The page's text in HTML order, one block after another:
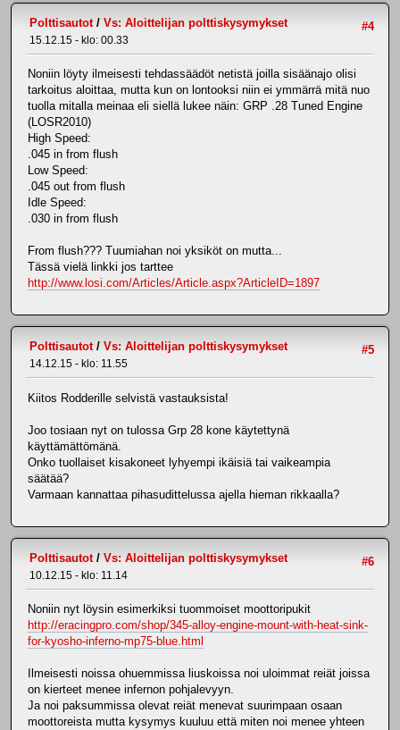
#4
Polttisautot/ Vs: Aloittelijan polttiskysymykset
15.12.15 - klo: 00.33
Noniin löyty ilmeisesti tehdassäädöt netistä joilla sisäänajo olisi
tarkoitus aloittaa, mutta kun on lontooksi niin ei ymmärrä mitä nuo
tuolla mitalla meinaa eli siellä lukee näin: GRP .28 Tuned Engine
(LOSR2010)
High Speed:
.045 in from flush
Low Speed:
.045 out from flush
Idle Speed:
.030 in from flush
From flush??? Tuumiahan noi yksiköt on mutta...
Tässä vielä linkki jos tarttee
http://www.losi.com/Articles/Article.aspx?ArticleID=1897
#5
Polttisautot/ Vs: Aloittelijan polttiskysymykset
14.12.15 - klo: 11.55
Kiitos Rodderille selvistä vastauksista!
Joo tosiaan nyt on tulossa Grp 28 kone käytettynä
käyttämättömänä.
Onko tuollaiset kisakoneet lyhyempi ikäisiä tai vaikeampia
säätää?
Varmaan kannattaa pihasudittelussa ajella hieman rikkaalla?
#6
Polttisautot/ Vs: Aloittelijan polttiskysymykset
10.12.15 - klo: 11.14
Noniin nyt löysin esimerkiksi tuommoiset moottoripukit
http://eracingpro.com/shop/345-alloy-engine-mount-with-heat-sink-
for-kyosho-inferno-mp75-blue.html
Ilmeisesti noissa ohuemmissa liuskoissa noi uloimmat reiät joissa
on kierteet menee infernon pohjalevyyn.
Ja noi paksummissa olevat reiät menevat suurimpaan osaan
moottoreista mutta kysymys kuuluu että miten noi menee yhteen